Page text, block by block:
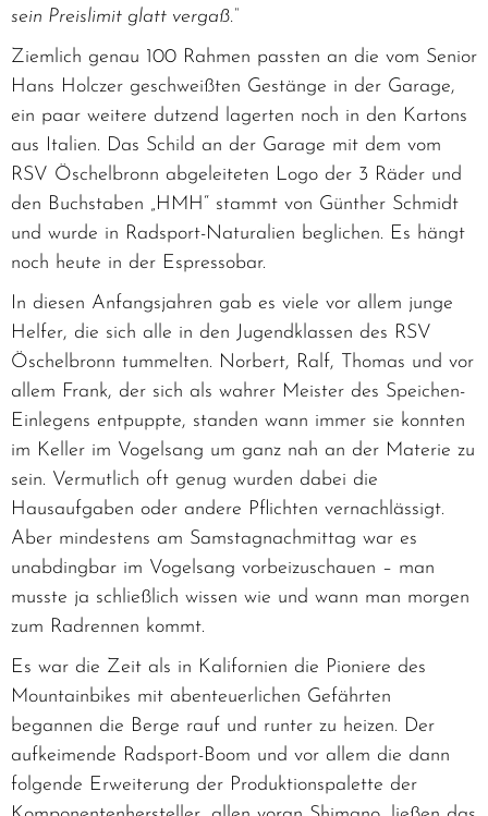
sein Preislimit glatt vergaß.“
Ziemlich genau 100 Rahmen passten an die vom Senior
Hans Holczer geschweißten Gestänge in der Garage,
ein paar weitere dutzend lagerten noch in den Kartons
aus Italien. Das Schild an der Garage mit dem vom
RSV Öschelbronn abgeleiteten Logo der 3 Räder und
den Buchstaben „HMH“ stammt von Günther Schmidt
und wurde in Radsport-Naturalien beglichen. Es hängt
noch heute in der Espressobar.
In diesen Anfangsjahren gab es viele vor allem junge
Helfer, die sich alle in den Jugendklassen des RSV
Öschelbronn tummelten. Norbert, Ralf, Thomas und vor
allem Frank, der sich als wahrer Meister des Speichen-
Einlegens entpuppte, standen wann immer sie konnten
im Keller im Vogelsang um ganz nah an der Materie zu
sein. Vermutlich oft genug wurden dabei die
Hausaufgaben oder andere Pflichten vernachlässigt.
Aber mindestens am Samstagnachmittag war es
unabdingbar im Vogelsang vorbeizuschauen – man
musste ja schließlich wissen wie und wann man morgen
zum Radrennen kommt.
Es war die Zeit als in Kalifornien die Pioniere des
Mountainbikes mit abenteuerlichen Gefährten
begannen die Berge rauf und runter zu heizen. Der
aufkeimende Radsport-Boom und vor allem die dann
folgende Erweiterung der Produktionspalette der